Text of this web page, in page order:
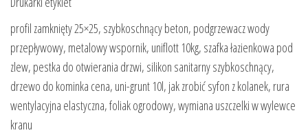
profil zamknięty 25×25, szybkoschnący beton, podgrzewacz wody
przepływowy, metalowy wspornik, uniflott 10kg, szafka łazienkowa pod
zlew, pestka do otwierania drzwi, silikon sanitarny szybkoschnący,
drzewo do kominka cena, uni-grunt 10l, jak zrobić syfon z kolanek, rura
wentylacyjna elastyczna, foliak ogrodowy, wymiana uszczelki w wylewce
kranu